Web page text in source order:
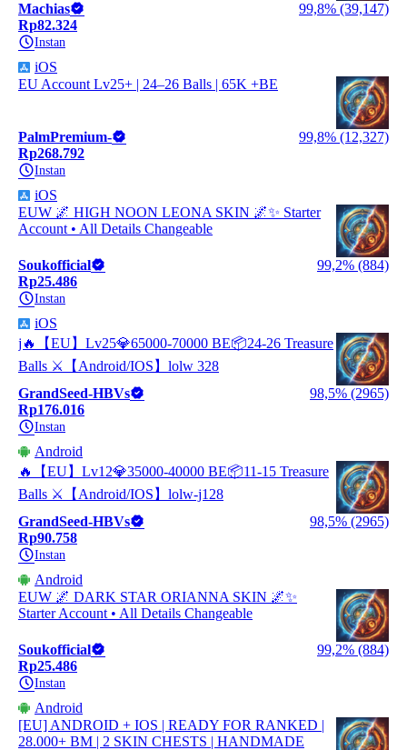
Machias
99,8% (39,147)
Rp82.324
Instan
iOS
EU Account Lv25+ | 24–26 Balls | 65K +BE
PalmPremium-
99,8% (12,327)
Rp268.792
Instan
iOS
EUW 🌌 HIGH NOON LEONA SKIN 🌌✨ Starter
Account • All Details Changeable
Soukofficial
99,2% (884)
Rp25.486
Instan
iOS
j🔥【EU】Lv25💎65000-70000 BE📦24-26 Treasure
Balls ⚔️【Android/IOS】lolw 328
GrandSeed-HBVs
98,5% (2965)
Rp176.016
Instan
Android
🔥【EU】Lv12💎35000-40000 BE📦11-15 Treasure
Balls ⚔️【Android/IOS】lolw-j128
GrandSeed-HBVs
98,5% (2965)
Rp90.758
Instan
Android
EUW 🌌 DARK STAR ORIANNA SKIN 🌌✨
Starter Account • All Details Changeable
Soukofficial
99,2% (884)
Rp25.486
Instan
Android
[EU] ANDROID + IOS | READY FOR RANKED |
28.000+ BM | 2 SKIN CHESTS | HANDMADE